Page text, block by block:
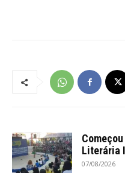
Literária
07/08/2026